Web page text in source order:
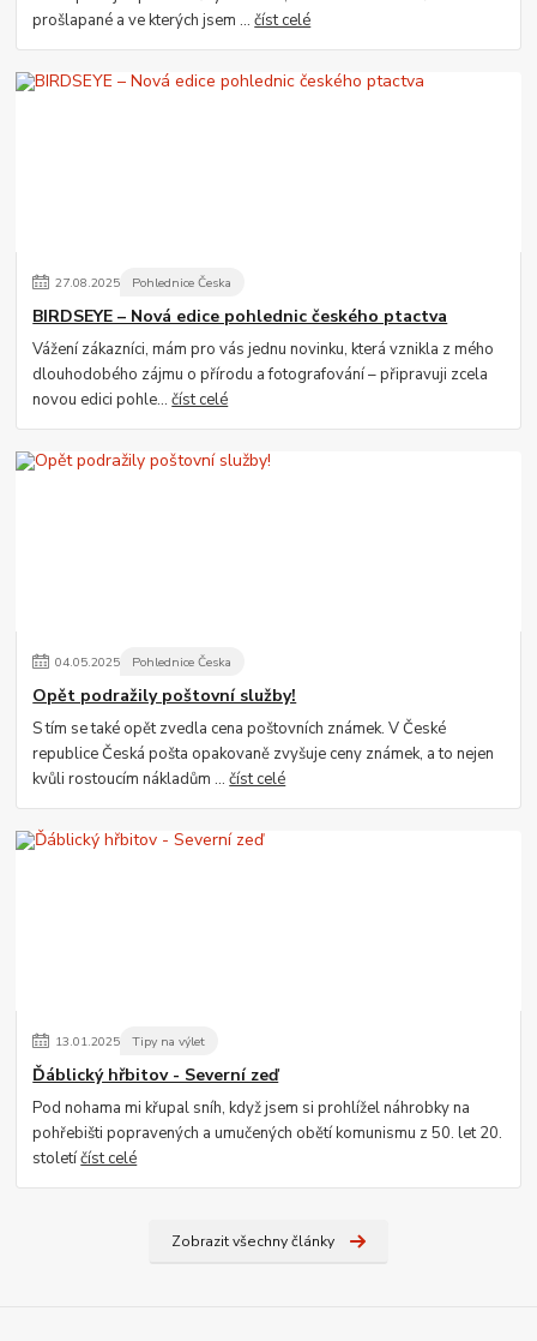
prošlapané a ve kterých jsem ...číst celé
27.08.2025 Pohlednice Česka
BIRDSEYE – Nová edice pohlednic českého ptactva
Vážení zákazníci, mám pro vás jednu novinku, která vznikla z mého
dlouhodobého zájmu o přírodu a fotografování – připravuji zcela
novou edici pohle...číst celé
04.05.2025 Pohlednice Česka
Opět podražily poštovní služby!
S tím se také opět zvedla cena poštovních známek. V České
republice Česká pošta opakovaně zvyšuje ceny známek, a to nejen
kvůli rostoucím nákladům ...číst celé
13.01.2025 Tipy na výlet
Ďáblický hřbitov - Severní zeď
Pod nohama mi křupal sníh, když jsem si prohlížel náhrobky na
pohřebišti popravených a umučených obětí komunismu z 50. let 20.
stoletíčíst celé
Zobrazit všechny články